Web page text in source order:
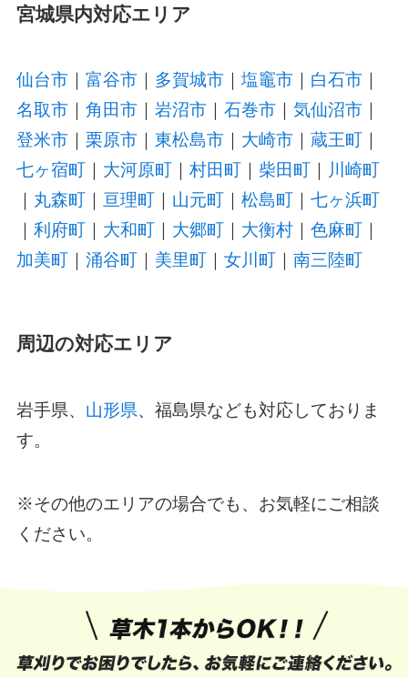
宮城県内対応エリア
仙台市｜ 富谷市｜ 多賀城市｜ 塩竈市｜ 白石市｜
名取市｜ 角田市｜ 岩沼市｜ 石巻市｜ 気仙沼市｜
登米市｜ 栗原市｜ 東松島市｜ 大崎市｜ 蔵王町｜
七ヶ宿町｜ 大河原町｜ 村田町｜ 柴田町｜
川崎町
丸森町｜ 亘理町｜ 山元町｜ 松島町｜ 七ヶ浜町
利府町｜ 大和町｜ 大郷町｜ 大衡村｜ 色麻町｜
加美町｜ 涌谷町｜ 美里町｜ 女川町｜ 南三陸町
周辺の対応エリア
岩手県、 山形県、福島県なども対応しておりま
す。
※その他のエリアの場合でも、お気軽にご相談
ください。